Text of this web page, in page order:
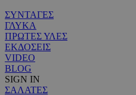
ΣΥΝΤΑΓΕΣ
ΓΛΥΚΑ
ΠΡΩΤΕΣ ΥΛΕΣ
ΕΚΔΟΣΕΙΣ
VIDEO
BLOG
SIGN IN
ΣΑΛΑΤΕΣ